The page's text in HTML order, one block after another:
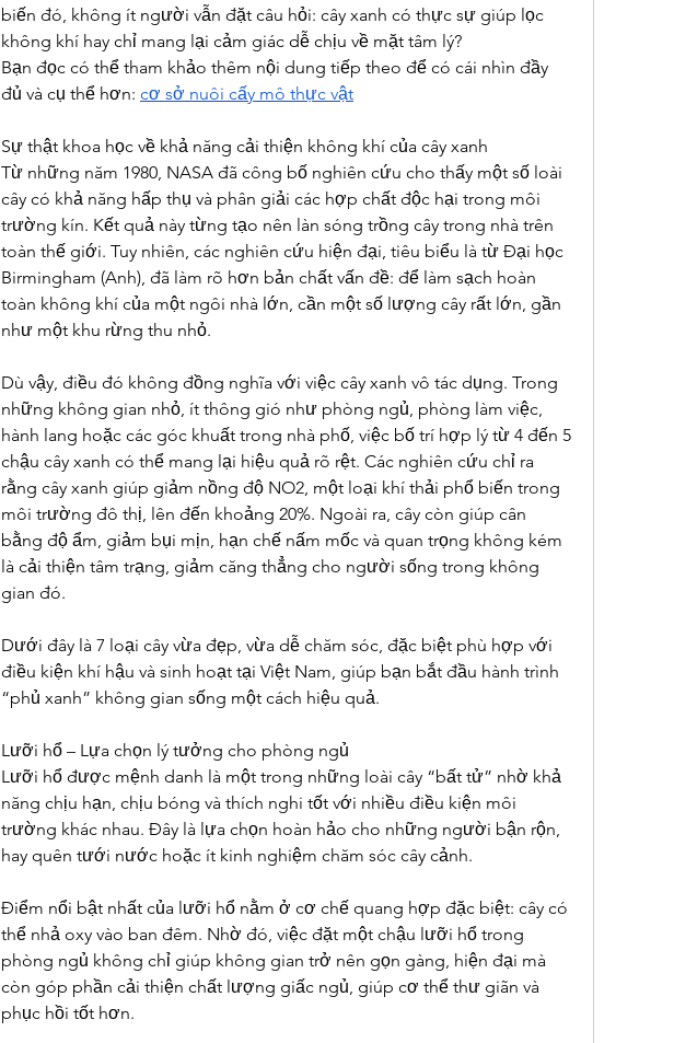
biến đó, không ít người vẫn đặt câu hỏi: cây xanh có thực sự giúp lọc
không khí hay chỉ mang lại cảm giác dễ chịu về mặt tâm lý?
Bạn đọc có thể tham khảo thêm nội dung tiếp theo để có cái nhìn đầy
đủ và cụ thể hơn: cơ sở nuôi cấy mô thực vật
Sự thật khoa học về khả năng cải thiện không khí của cây xanh
Từ những năm 1980, NASA đã công bố nghiên cứu cho thấy một số loài
cây có khả năng hấp thụ và phân giải các hợp chất độc hại trong môi
trường kín. Kết quả này từng tạo nên làn sóng trồng cây trong nhà trên
toàn thế giới. Tuy nhiên, các nghiên cứu hiện đại, tiêu biểu là từ Đại học
Birmingham (Anh), đã làm rõ hơn bản chất vấn đề: để làm sạch hoàn
toàn không khí của một ngôi nhà lớn, cần một số lượng cây rất lớn, gần
như một khu rừng thu nhỏ.
Dù vậy, điều đó không đồng nghĩa với việc cây xanh vô tác dụng. Trong
những không gian nhỏ, ít thông gió như phòng ngủ, phòng làm việc,
hành lang hoặc các góc khuất trong nhà phố, việc bố trí hợp lý từ 4 đến 5
chậu cây xanh có thể mang lại hiệu quả rõ rệt. Các nghiên cứu chỉ ra
rằng cây xanh giúp giảm nồng độ NO2, một loại khí thải phổ biến trong
môi trường đô thị, lên đến khoảng 20%. Ngoài ra, cây còn giúp cân
bằng độ ẩm, giảm bụi mịn, hạn chế nấm mốc và quan trọng không kém
là cải thiện tâm trạng, giảm căng thẳng cho người sống trong không
gian đó.
Dưới đây là 7 loại cây vừa đẹp, vừa dễ chăm sóc, đặc biệt phù hợp với
điều kiện khí hậu và sinh hoạt tại Việt Nam, giúp bạn bắt đầu hành trình
“phủ xanh” không gian sống một cách hiệu quả.
Lưỡi hổ – Lựa chọn lý tưởng cho phòng ngủ
Lưỡi hổ được mệnh danh là một trong những loài cây “bất tử” nhờ khả
năng chịu hạn, chịu bóng và thích nghi tốt với nhiều điều kiện môi
trường khác nhau. Đây là lựa chọn hoàn hảo cho những người bận rộn,
hay quên tưới nước hoặc ít kinh nghiệm chăm sóc cây cảnh.
Điểm nổi bật nhất của lưỡi hổ nằm ở cơ chế quang hợp đặc biệt: cây có
thể nhả oxy vào ban đêm. Nhờ đó, việc đặt một chậu lưỡi hổ trong
phòng ngủ không chỉ giúp không gian trở nên gọn gàng, hiện đại mà
còn góp phần cải thiện chất lượng giấc ngủ, giúp cơ thể thư giãn và
phục hồi tốt hơn.